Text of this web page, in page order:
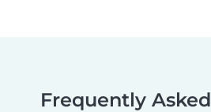
Frequently